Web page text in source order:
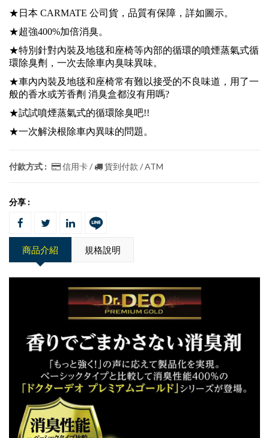
★日本 CARMATE 公司貨，品質有保障，詳如圖示。
★超強400%加倍消臭。
★特別針對內裝及地毯和座椅等內部的循環的噴煙蒸氣式循
環除臭劑，一次去除車內臭味異味。
★車內內裝及地毯和座椅常有難以接受的不良味道，用了一
般的香水或芳香劑 消臭盒都沒有用嗎?
★試試噴煙蒸氣式的循環除臭吧!!
★一次解決根除車內異味的問題。
付款方式 : 信用卡 / 貨到付款 / ATM
分享 :
商品介紹 規格說明